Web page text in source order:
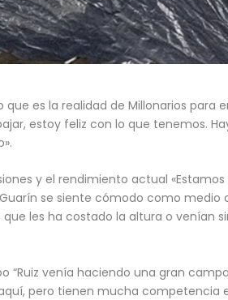
es la realidad de Millonarios para
estoy feliz con lo que tenemos.
y el rendimiento actual
se siente cómodo como
les ha costado la altura o
“Ruiz venía haciendo una gran
pero tienen mucha competencia